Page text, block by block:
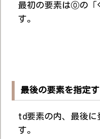
最初の要素は⓪の「
す。
最後の要素を指定
td要素の内、最後に
す。